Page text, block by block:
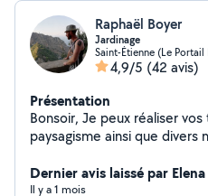
Raphaël Boyer
Jardinage
Saint-Étienne (Le Portail
4,9/5 (42 avis)
Présentation
Bonsoir, Je peux réaliser
paysagisme ainsi que divers
Dernier avis laissé par
Il y a 1 mois